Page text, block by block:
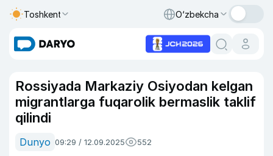
Toshkent O‘zbekcha
Rossiyada Markaziy Osiyodan kelgan
migrantlarga fuqarolik bermaslik taklif
qilindi
Dunyo 09:29 / 12.09.2025 552